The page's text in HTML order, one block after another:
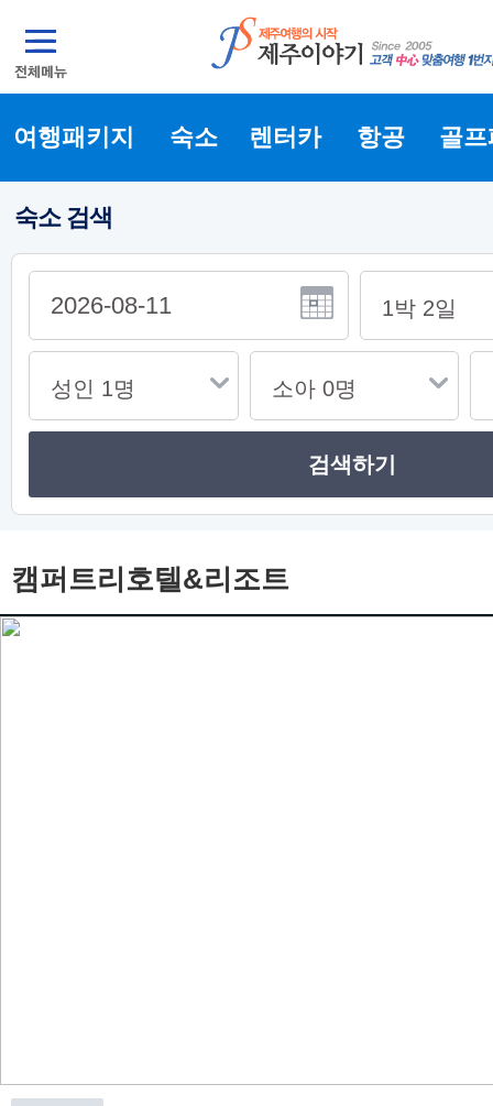
여행패키지 숙소 렌터카 항공 골
숙소 검색
검색하기
캠퍼트리호텔&리조트